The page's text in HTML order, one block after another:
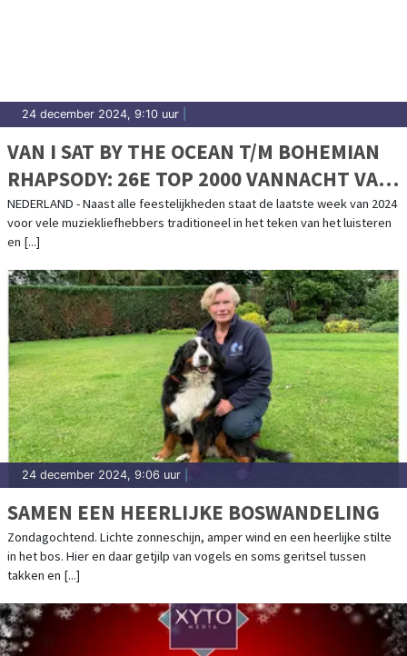
24 december 2024, 9:10 uur
VAN I SAT BY THE OCEAN T/M BOHEMIAN
RHAPSODY: 26E TOP 2000 VANNACHT VAN
START
NEDERLAND - Naast alle feestelijkheden staat de laatste week van 2024
voor vele muziekliefhebbers traditioneel in het teken van het luisteren
en [...]
24 december 2024, 9:06 uur
SAMEN EEN HEERLIJKE BOSWANDELING
Zondagochtend. Lichte zonneschijn, amper wind en een heerlijke stilte
in het bos. Hier en daar getjilp van vogels en soms geritsel tussen
takken en [...]